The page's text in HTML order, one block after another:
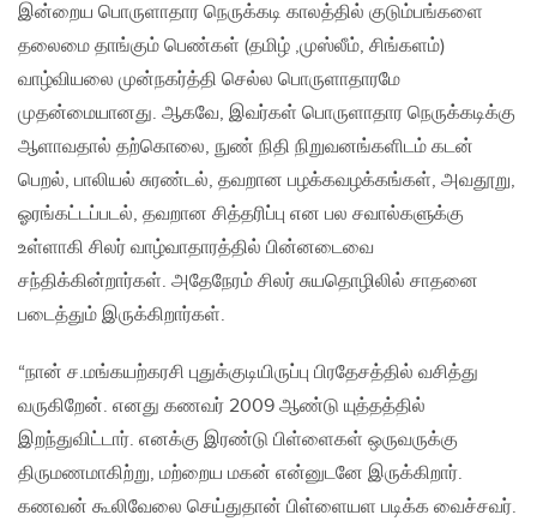
இன்றைய பொருளாதார நெருக்கடி காலத்தில் குடும்பங்களை
தலைமை தாங்கும் பெண்கள் (தமிழ் ,முஸ்லீம், சிங்களம்)
வாழ்வியலை முன்நகர்த்தி செல்ல பொருளாதாரமே
முதன்மையானது. ஆகவே, இவர்கள் பொருளாதார நெருக்கடிக்கு
ஆளாவதால் தற்கொலை, நுண் நிதி நிறுவனங்களிடம் கடன்
பெறல், பாலியல் சுரண்டல், தவறான பழக்கவழக்கங்கள், அவதூறு,
ஓரங்கட்டப்படல், தவறான சித்தரிப்பு என பல சவால்களுக்கு
உள்ளாகி சிலர் வாழ்வாதாரத்தில் பின்னடைவை
சந்திக்கின்றார்கள். அதேநேரம் சிலர் சுயதொழிலில் சாதனை
படைத்தும் இருக்கிறார்கள்.
“நான் ச.மங்கயற்கரசி புதுக்குடியிருப்பு பிரதேசத்தில் வசித்து
வருகிறேன். எனது கணவர் 2009 ஆண்டு யுத்தத்தில்
இறந்துவிட்டார். எனக்கு இரண்டு பிள்ளைகள் ஒருவருக்கு
திருமணமாகிற்று, மற்றைய மகன் என்னுடனே இருக்கிறார்.
கணவன் கூலிவேலை செய்துதான் பிள்ளையள படிக்க வைச்சவர்.